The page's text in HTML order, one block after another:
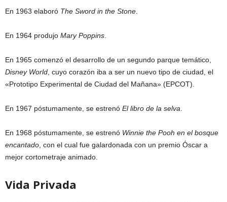
En 1963 elaboró The Sword in the Stone
En 1964 produjo Mary Poppins
En 1965 comenzó el desarrollo de un segundo parque temático,
Disney World , cuyo corazón iba a ser un nuevo tipo de ciudad, el
«Prototipo Experimental de Ciudad del Mañana» (EPCOT).
En 1967 póstumamente, se estrenó El libro de la selva
En 1968 póstumamente, se estrenó Winnie the Pooh en el bosque
encantado , con el cual fue galardonada con un premio Óscar a
mejor cortometraje animado.
Vida Privada